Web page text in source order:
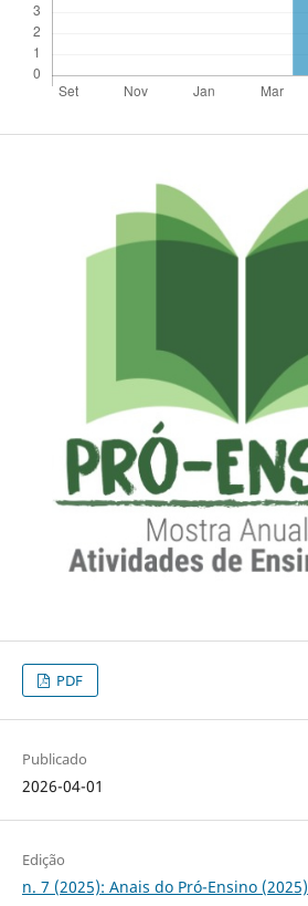
PDF
Publicado
2026-04-01
Edição
n. 7 (2025): Anais do Pró-Ensino (2025)